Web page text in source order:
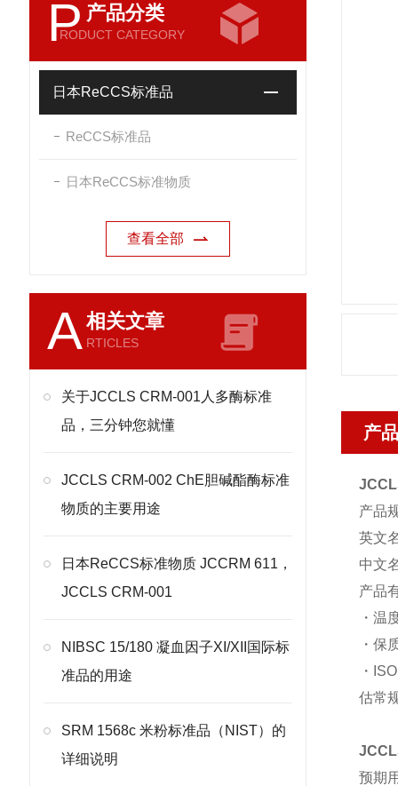
P 产品分类
RODUCT CATEGORY
日本ReCCS标准品
ReCCS标准品
日本ReCCS标准物质
查看全部
A相关文章
RTICLES
关于JCCLS CRM-001人多酶标准
品，三分钟您就懂
JCCLS CRM-002 ChE胆碱酯酶标准
物质的主要用途
日本ReCCS标准物质 JCCRM 611，
JCCLS CRM-001
NIBSC 15/180 凝血因子XI/XII国际标
准品的用途
SRM 1568c 米粉标准品（NIST）的
详细说明
产
产品
英文
中文
产品
・温
・保
・
估常
预期